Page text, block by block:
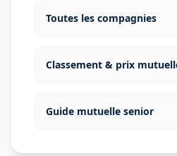
Toutes les compagnies
Classement & prix
Guide mutuelle senior